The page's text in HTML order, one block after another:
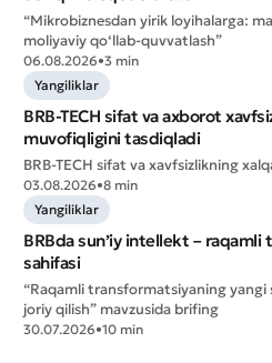
Yomon
* Barcha maydonlar to'ldirilishi
“Mikrobiznesdan yirik loyihalarga:
moliyaviy qo‘llab-quvvatlash”
06.08.2026•3 min
Yangiliklar
BRB-TECH sifat va axborot
muvofiqligini tasdiqladi
BRB-TECH sifat va xavfsizlikning
03.08.2026•8 min
Yangiliklar
BRBda sun’iy intellekt –
sahifasi
“Raqamli transformatsiyaning yangi
joriy qilish” mavzusida brifing
30.07.2026•10 min